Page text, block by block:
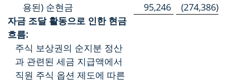
용된) 순현금
95,246 (274,386)
자금 조달 활동으로 인한 현금
흐름:
주식 보상권의 순지분 정산
과 관련된 세금 지급액에서
직원 주식 옵션 제도에 따른